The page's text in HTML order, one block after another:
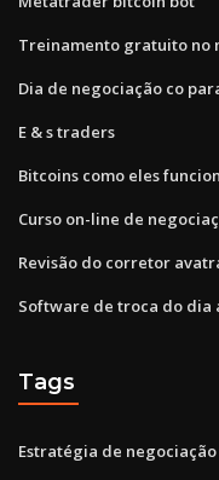
Treinamento gratuito no
Dia de negociação co
E & s traders
Bitcoins como eles
Curso on-line de
Revisão do corretor
Software de troca do dia
Tags
Estratégia de